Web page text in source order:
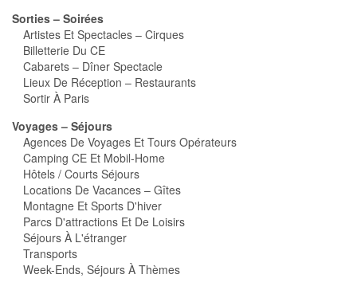
Sorties – Soirées
Artistes Et Spectacles – Cirques
Billetterie Du CE
Cabarets – Dîner Spectacle
Lieux De Réception – Restaurants
Sortir À Paris
Voyages – Séjours
Agences De Voyages Et Tours Opérateurs
Camping CE Et Mobil-Home
Hôtels / Courts Séjours
Locations De Vacances – Gîtes
Montagne Et Sports D'hiver
Parcs D'attractions Et De Loisirs
Séjours À L'étranger
Transports
Week-Ends, Séjours À Thèmes